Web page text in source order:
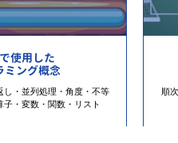
使用した
ミング概念
し・並列処理・角度・不等
・変数・関数・リスト
順